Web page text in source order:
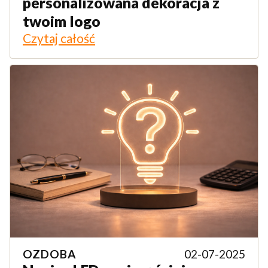
twoim logo
Czytaj całość
OZDOBA 02-07-2025